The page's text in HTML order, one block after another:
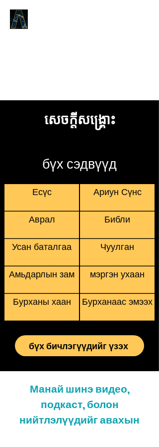
សេចក្តីសង្រ្គោះ
бүх сэдвүүд
Есүс
Аврал
Усан баталгаа
Амьдарлын зам
Бурханы хаан
Ариун Сүнс
Библи
Чуулган
мэргэн ухаан
Бурханаас эмээх
бүх бичлэгүүдийг үзэх
Манай шинэ видео,
подкаст, болон
нийтлэлүүдийг авахын